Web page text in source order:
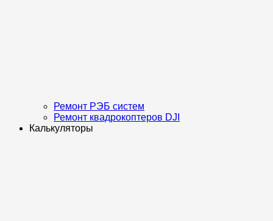
Ремонт РЭБ систем
Ремонт квадрокоптеров DJI
Калькуляторы